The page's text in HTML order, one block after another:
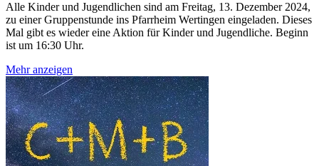
Alle Kinder und Jugendlichen sind am Freitag, 13. Dezember 2024,
zu einer Gruppenstunde ins Pfarrheim Wertingen eingeladen. Dieses
Mal gibt es wieder eine Aktion für Kinder und Jugendliche. Beginn
ist um 16:30 Uhr.
Mehr anzeigen